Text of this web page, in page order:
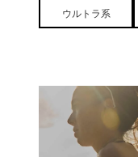
ウルトラ系